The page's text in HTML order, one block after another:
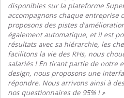
disponibles sur la plateforme
accompagnons chaque entreprise
proposons des pistes
également automatique, et il est
résultats avec sa hiérarchie, les
facilitons la vie des RHs, nous
salariés ! En tirant partie de notre
design, nous proposons une
répondre. Nous arrivons ainsi à
nos questionnaires de 95% ! »